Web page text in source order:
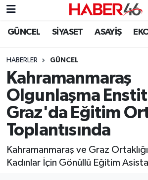
GÜNCEL SİYASET ASAYİŞ
HABERLER GÜNCEL
Kahramanmaraş
Olgunlaşma
Graz'da Eğitim
Toplantısında
Kahramanmaraş ve Graz
Kadınlar İçin Gönüllü Eğitim
GÜNCEL
SİYASET
EKONOMİ
SPOR
YAŞAM
TEKNOLOJİ
Nöbetçi Eczaneler
Hava Durumu
Kahramanmaraş Namaz
Trafik Durumu
Süper Lig Puan Durumu ve
Tüm Manşetler